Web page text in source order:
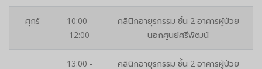
ศุกร์
10:00 -
12:00
คลินิกอายุรกรรม ชั้น 2 อาคารผู้ป่วย
นอกศูนย์ศรีพัฒน์
13:00 - คลินิกอายุรกรรม ชั้น 2 อาคารผู้ป่วย